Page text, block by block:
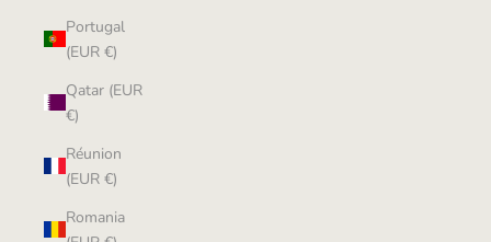
Portugal
(EUR €)
Qatar (EUR
€)
Réunion
(EUR €)
Romania